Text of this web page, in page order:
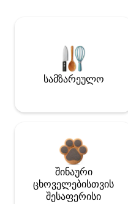
სამზარეულო
შინაური
ცხოველებისთვის
შესაფერისი